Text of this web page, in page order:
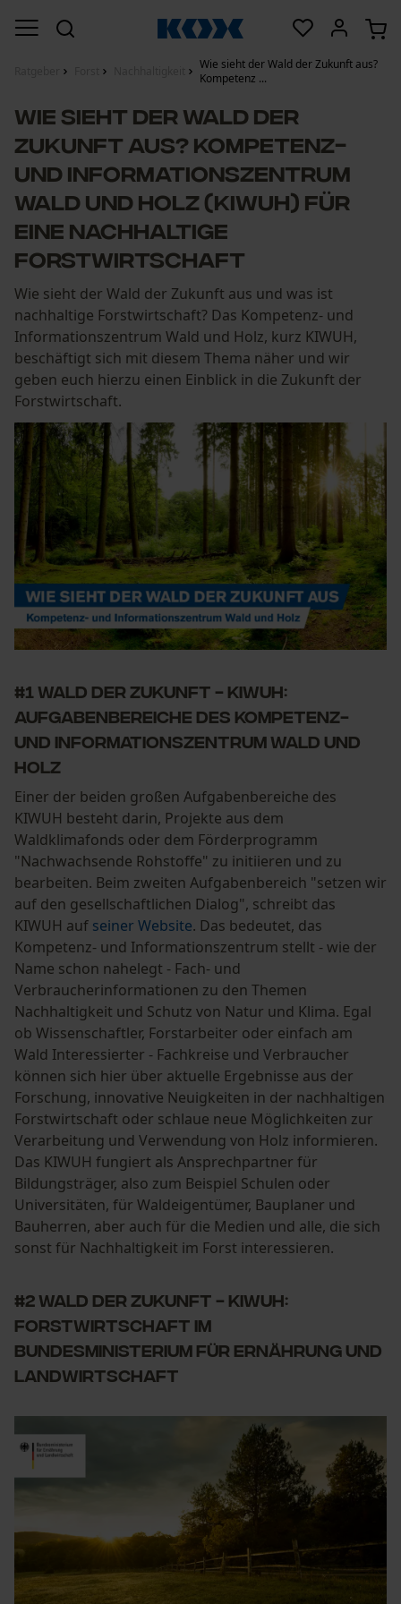
Wie sieht der Wald der Zukunft aus?
Kompetenz ...
Wie sieht der Wald der
Zukunft aus? Kompetenz-
und Informationszentrum
Wald und Holz (KIWUH) für
eine nachhaltige
Forstwirtschaft
Wie sieht der Wald der Zukunft aus und was ist
nachhaltige Forstwirtschaft? Das Kompetenz- und
Informationszentrum Wald und Holz, kurz KIWUH,
beschäftigt sich mit diesem Thema näher und wir
geben euch hierzu einen Einblick in die Zukunft der
Forstwirtschaft.
#1 Wald der Zukunft - KIWUH:
Aufgabenbereiche des Kompetenz-
und Informationszentrum Wald und
Holz
Einer der beiden großen Aufgabenbereiche des
KIWUH besteht darin, Projekte aus dem
Waldklimafonds oder dem Förderprogramm
"Nachwachsende Rohstoffe" zu initiieren und zu
bearbeiten. Beim zweiten Aufgabenbereich "setzen wir
auf den gesellschaftlichen Dialog", schreibt das
KIWUH auf seiner Website. Das bedeutet, das
Kompetenz- und Informationszentrum stellt - wie der
Name schon nahelegt - Fach- und
Verbraucherinformationen zu den Themen
Nachhaltigkeit und Schutz von Natur und Klima. Egal
ob Wissenschaftler, Forstarbeiter oder einfach am
Wald Interessierter - Fachkreise und Verbraucher
können sich hier über aktuelle Ergebnisse aus der
Forschung, innovative Neuigkeiten in der nachhaltigen
Forstwirtschaft oder schlaue neue Möglichkeiten zur
Verarbeitung und Verwendung von Holz informieren.
Das KIWUH fungiert als Ansprechpartner für
Bildungsträger, also zum Beispiel Schulen oder
Universitäten, für Waldeigentümer, Bauplaner und
Bauherren, aber auch für die Medien und alle, die sich
sonst für Nachhaltigkeit im Forst interessieren.
#2 Wald der Zukunft - KIWUH:
Forstwirtschaft im
Bundesministerium für Ernährung und
Landwirtschaft